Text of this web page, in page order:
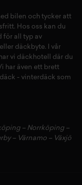
bilen och tycker att
Hos oss kan du
för all typ av
eller däckbyte. I vår
vi däckhotell d är du
har även ett brett
- vinterdäck som
– Norrköping–
– Värnamo – Växjö